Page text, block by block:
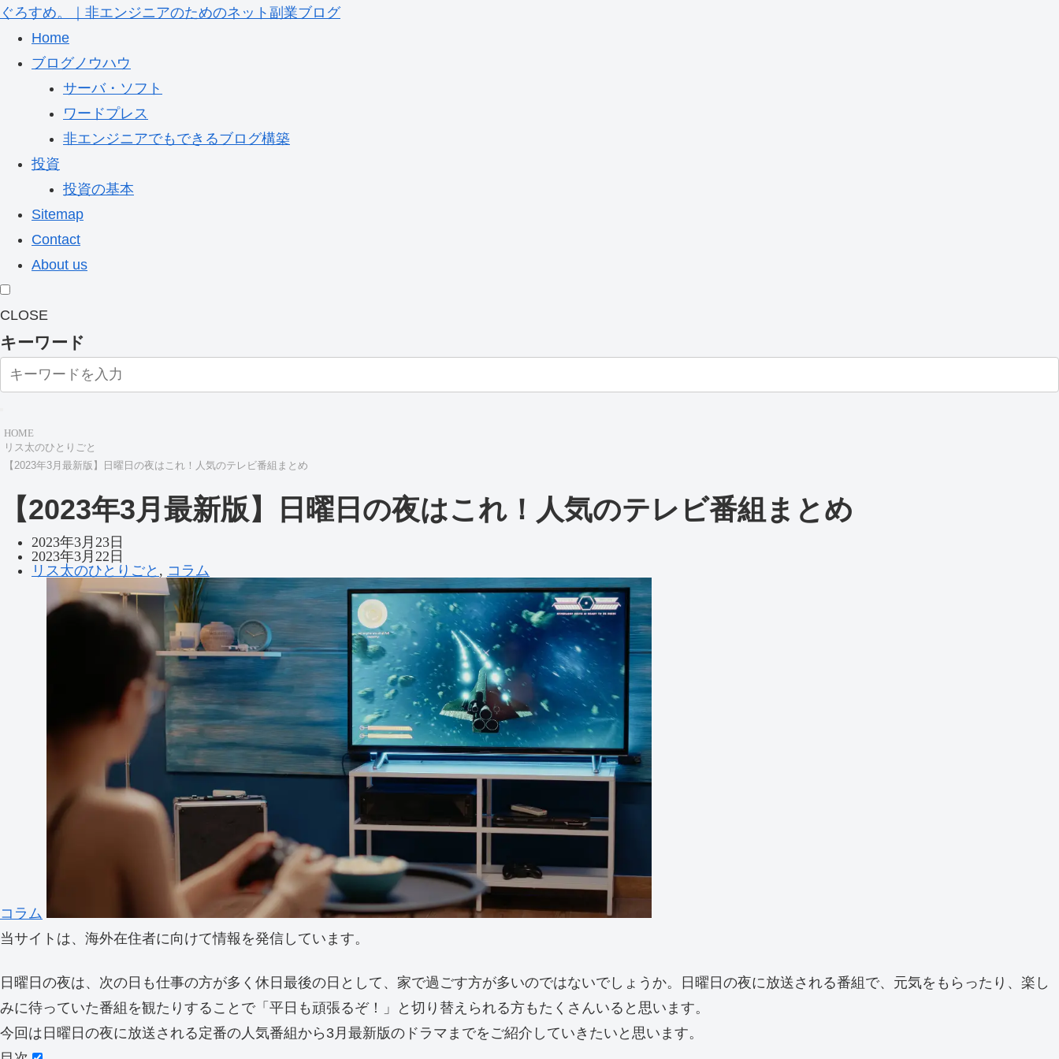
ぐろすめ。｜非エンジニアのためのネット副業ブログ
Home
ブログノウハウ
サーバ・ソフト
ワードプレス
非エンジニアでもできるブログ構築
投資
投資の基本
Sitemap
Contact
About us
CLOSE
キーワード
HOME
リス太のひとりごと
【2023年3月最新版】日曜日の夜はこれ！人気のテレビ番組まとめ
【2023年3月最新版】日曜日の夜はこれ！人気のテレビ番組まとめ
2023年3月23日
2023年3月22日
リス太のひとりごと , コラム
コラム
当サイトは、海外在住者に向けて情報を発信しています。
日曜日の夜は、次の日も仕事の方が多く休日最後の日として、家で過ごす方が多いのではないでしょうか。日曜日の夜に放送される番組で、元気をもらったり、楽し
みに待っていた番組を観たりすることで「平日も頑張るぞ！」と切り替えられる方もたくさんいると思います。
今回は日曜日の夜に放送される定番の人気番組から3月最新版のドラマまでをご紹介していきたいと思います。